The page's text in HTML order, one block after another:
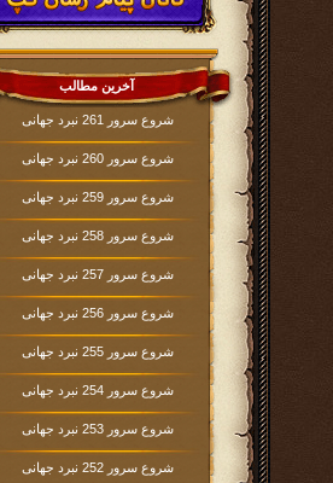
آخرین مطالب
شروع سرور 261 نبرد جهانی
شروع سرور 260 نبرد جهانی
شروع سرور 259 نبرد جهانی
شروع سرور 258 نبرد جهانی
شروع سرور 257 نبرد جهانی
شروع سرور 256 نبرد جهانی
شروع سرور 255 نبرد جهانی
شروع سرور 254 نبرد جهانی
شروع سرور 253 نبرد جهانی
شروع سرور 252 نبرد جهانی